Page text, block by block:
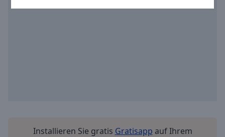
Installieren Sie gratis Gratisapp auf Ihrem